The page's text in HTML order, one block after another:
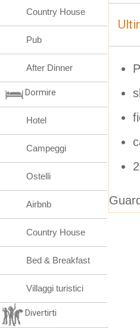
Country House
Pub
After Dinner
Dormire
Hotel
Campeggi
Ostelli
Airbnb
Country House
Bed & Breakfast
Villaggi turistici
Divertirti